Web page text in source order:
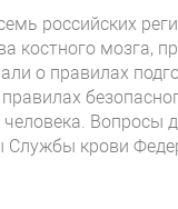
российских
костного мозга,
о правилах
Вопросы
крови